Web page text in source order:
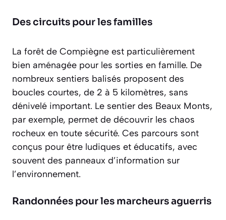
Des circuits pour les familles
La forêt de Compiègne est particulièrement
bien aménagée pour les sorties en famille. De
nombreux sentiers balisés proposent des
boucles courtes, de 2 à 5 kilomètres, sans
dénivelé important. Le sentier des Beaux Monts,
par exemple, permet de découvrir les chaos
rocheux en toute sécurité. Ces parcours sont
conçus pour être ludiques et éducatifs, avec
souvent des panneaux d’information sur
l’environnement.
Randonnées pour les marcheurs aguerris